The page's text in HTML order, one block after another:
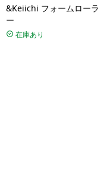
&Keiichi フォームローラ
ー
在庫あり